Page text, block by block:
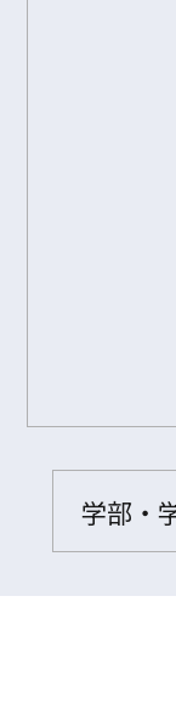
学部・